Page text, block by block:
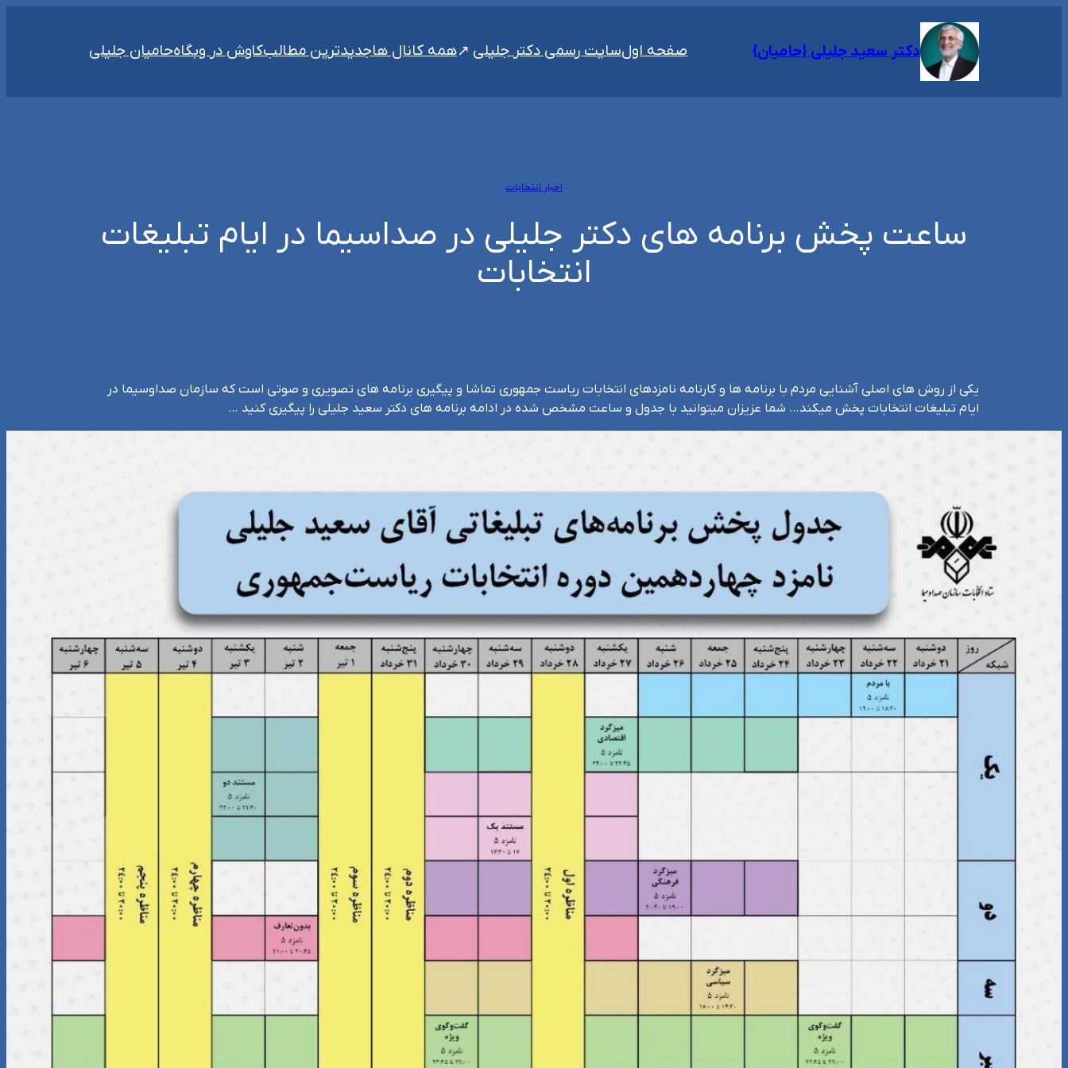
دکتر سعید جلیلی {حامیان} صفحه اولسایت رسمی دکتر جلیلی همه کانال هاجدیدترین مطالبکاوش در وبگاهحامیان جلیلی
اخبار انتخابات
ساعت پخش برنامه های دکتر جلیلی در صداسیما در ایام تبلیغات
انتخابات
یکی از روش های اصلی آشنایی مردم با برنامه ها و کارنامه نامزدهای انتخابات ریاست جمهوری تماشا و پیگیری برنامه های تصویری و صوتی است که سازمان صداوسیما در
ایام تبلیغات انتخابات پخش میکند… شما عزیزان میتوانید با جدول و ساعت مشخص شده در ادامه برنامه های دکتر سعید جلیلی را پیگیری کنید …